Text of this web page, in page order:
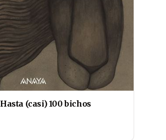
Hasta (casi) 100 bichos